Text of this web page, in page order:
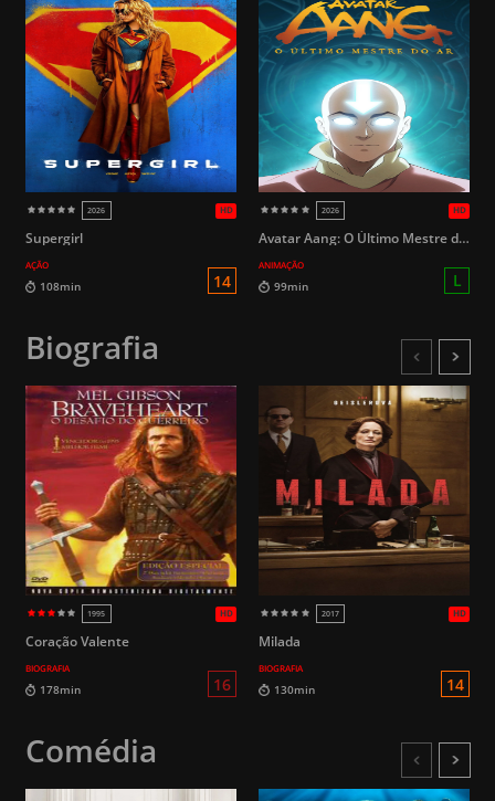
HD 2026
99min L 104min
Supergirl
AÇÃO
Avatar Aang: O Último Mestre do Ar
ANIMAÇÃO
Biografia
Coração Valente
BIOGRAFIA
Milada
BIOGRAFIA
Comédia